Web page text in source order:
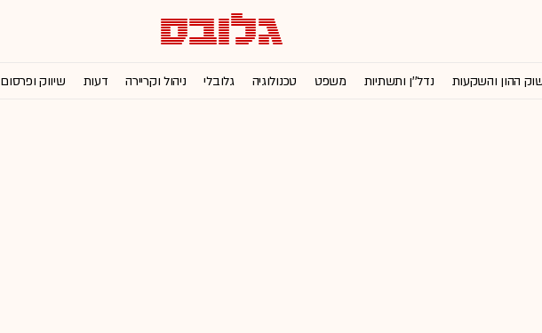
ההון והשקעות נדל''ן ותשתיות משפט טכנולוגיה גלובלי ניהול וקריירה דעות שיווק ופרסום